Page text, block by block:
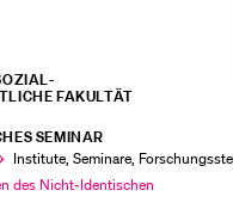
FAKULTÄT
SEMINAR
Institute, Seminare,
des Nicht-Identischen
DIE UNI FÜR…